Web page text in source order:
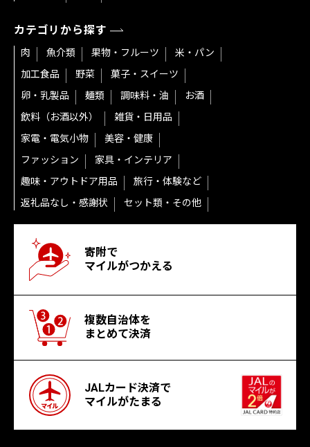
カテゴリから探す
肉 魚介類 果物・フルーツ
米・パン
加工食品
野菜
菓子・スイーツ
卵・乳製品
麺類 調味料・油
お酒
飲料（お酒以外）
雑貨・日用品
家電・電気小物
美容・健康
ファッション
家具・インテリア
趣味・アウトドア用品
旅行・体験など
返礼品なし・感謝状
セット類・その他
寄附で
マイルがつかえる
複数自治体を
まとめて決済
JALカード決済で
マイルがたまる